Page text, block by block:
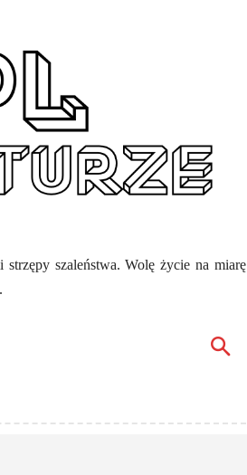
szaleństwa. Wolę życie na miarę